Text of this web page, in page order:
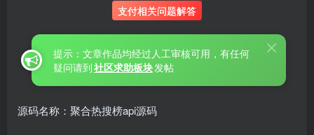
支付相关问题解答
提示：文章作品均经过人工审核可用，有任何
疑问请到社区求助板块发帖
源码名称：聚合热搜榜api源码